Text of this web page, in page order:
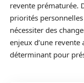
revente prématurée.
priorités
nécessiter des
enjeux d’une revente
déterminant pour